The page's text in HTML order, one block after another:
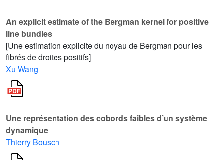
An explicit estimate of the Bergman kernel for positive
line bundles
[Une estimation explicite du noyau de Bergman pour les
fibrés de droites positifs]
Xu Wang
Une représentation des cobords faibles d’un système
dynamique
Thierry Bousch